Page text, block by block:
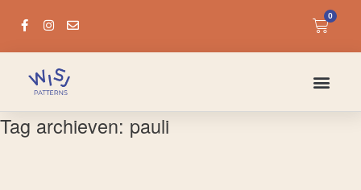
0
Tag archieven: pauli